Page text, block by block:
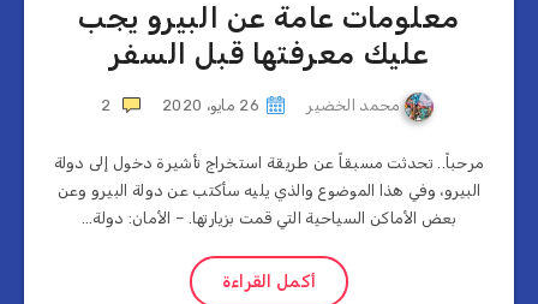
معلومات عامة عن البيرو يجب
عليك معرفتها قبل السفر
محمد الخضير 26 مايو، 2020 2
مرحباً.. تحدثت مسبقاً عن طريقة استخراج تأشيرة دخول إلى دولة
البيرو، وفي هذا الموضوع والذي يليه سأكتب عن دولة البيرو وعن
بعض الأماكن السياحية التي قمت بزيارتها. – الأمان: دولة…
أكمل القراءة